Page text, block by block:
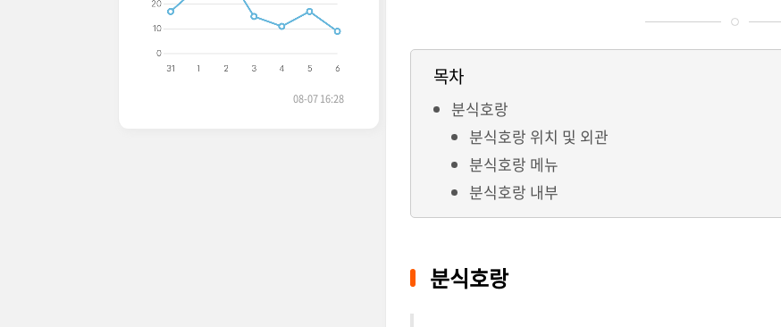
목차
분식호랑
분식호랑 위치 및 외관
분식호랑 메뉴
분식호랑 내부
분식호랑
08-07 16:28